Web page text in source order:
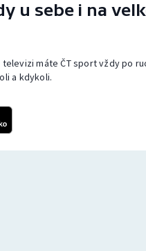
u sebe i na
televizi máte ČT sport vždy po
a kdykoli.